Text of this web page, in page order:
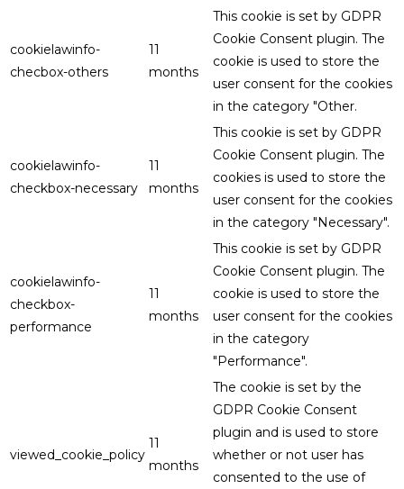
cookielawinfo-
checbox-others
11
months
This cookie is set by GDPR
Cookie Consent plugin. The
cookie is used to store the
user consent for the cookies
in the category "Other.
cookielawinfo-
checkbox-necessary
11
months
This cookie is set by GDPR
Cookie Consent plugin. The
cookies is used to store the
user consent for the cookies
in the category "Necessary".
cookielawinfo-
checkbox-
performance
11
months
This cookie is set by GDPR
Cookie Consent plugin. The
cookie is used to store the
user consent for the cookies
in the category
"Performance".
viewed_cookie_policy
11
months
The cookie is set by the
GDPR Cookie Consent
plugin and is used to store
whether or not user has
consented to the use of